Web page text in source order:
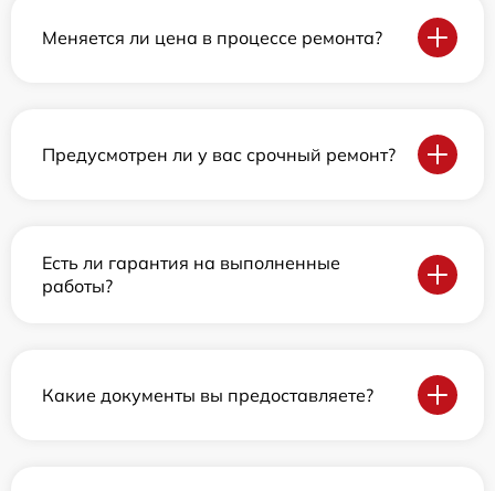
Меняется ли цена в процессе ремонта?
Предусмотрен ли у вас срочный ремонт?
Есть ли гарантия на выполненные
работы?
Какие документы вы предоставляете?